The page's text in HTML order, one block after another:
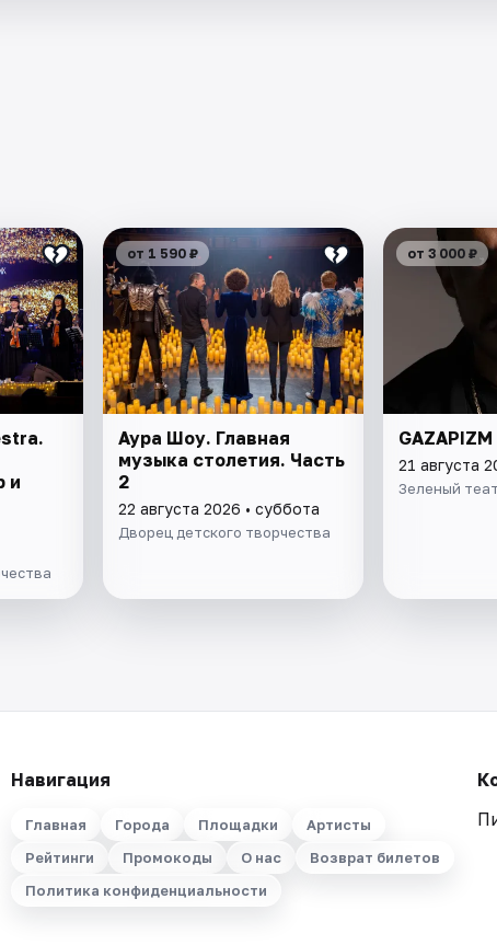
и
от 1 590 ₽
Аура Шоу. Главная
музыка столетия. Часть
2
22 августа 2026 • суббота
Дворец детского творчества
от 3 000 ₽
21 августа
Зеленый
Навигация
Главная Города Площадки
Артисты
Рейтинги
Промокоды О нас
Возврат билетов
Политика конфиденциальности